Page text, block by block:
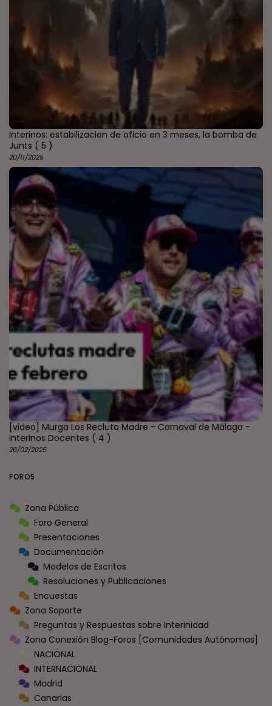
Interinos: estabilizacion de oficio en 3 meses, la bomba de
Junts ( 5 )
20/11/2025
[video] Murga Los Recluta Madre - Carnaval de Málaga -
Interinos Docentes ( 4 )
26/02/2025
FOROS
Zona Pública
Foro General
Presentaciones
Documentación
Modelos de Escritos
Resoluciones y Publicaciones
Encuestas
Zona Soporte
Preguntas y Respuestas sobre Interinidad
Zona Conexión Blog-Foros [Comunidades Autónomas]
NACIONAL
INTERNACIONAL
Madrid
Canarias